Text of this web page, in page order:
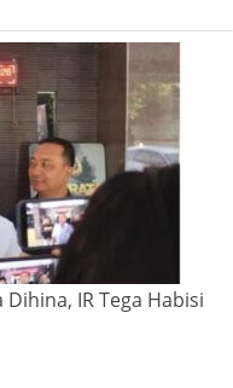
IR Tega Habisi